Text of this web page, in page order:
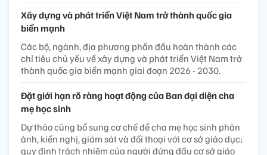
Xây dựng và phát triển Việt Nam trở thành quốc gia
biển mạnh
Các bộ, ngành, địa phương phấn đấu hoàn thành các
chỉ tiêu chủ yếu về xây dựng và phát triển Việt Nam trở
thành quốc gia biển mạnh giai đoạn 2026 - 2030.
Đặt giới hạn rõ ràng hoạt động của Ban đại diện cha
mẹ học sinh
Dự thảo cũng bổ sung cơ chế để cha mẹ học sinh phản
ánh, kiến nghị, giám sát và đối thoại với cơ sở giáo dục;
quy định trách nhiệm của người đứng đầu cơ sở giáo